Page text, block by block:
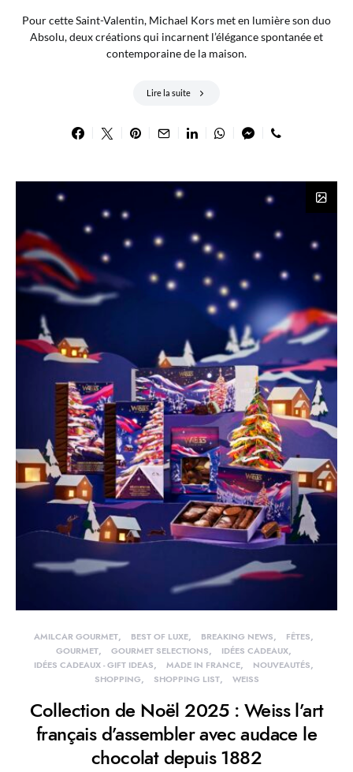
Pour cette Saint-Valentin, Michael Kors met en lumière son duo
Absolu, deux créations qui incarnent l’élégance spontanée et
contemporaine de la maison.
Lire la suite
AMILCAR GOURMET BEST OF LUXE BREAKING NEWS
FÊTES
GOURMET
GOURMET SELECTIONS
IDÉES CADEAUX
IDÉES CADEAUX - GIFT IDEAS
MADE IN FRANCE
NOUVEAUTÉS
SHOPPING
SHOPPING LIST WEISS
Collection de Noël 2025 : Weiss l’art
français d’assembler avec audace le
chocolat depuis 1882